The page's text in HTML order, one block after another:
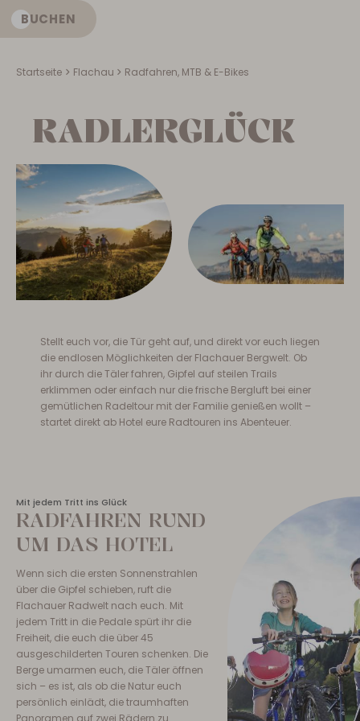
DEBUCHEN
Startseite Flachau Radfahren, MTB & E-Bikes
RADLERGLÜCK
Stellt euch vor, die Tür geht auf, und direkt vor euch liegen
die endlosen Möglichkeiten der Flachauer Bergwelt. Ob
ihr durch die Täler fahren, Gipfel auf steilen Trails
erklimmen oder einfach nur die frische Bergluft bei einer
gemütlichen Radeltour mit der Familie genießen wollt –
startet direkt ab Hotel eure Radtouren ins Abenteuer.
Mit jedem Tritt ins Glück
RADFAHREN RUND
UM DAS HOTEL
Wenn sich die ersten Sonnenstrahlen
über die Gipfel schieben, ruft die
Flachauer Radwelt nach euch. Mit
jedem Tritt in die Pedale spürt ihr die
Freiheit, die euch die über 45
ausgeschilderten Touren schenken. Die
Berge umarmen euch, die Täler öffnen
sich – es ist, als ob die Natur euch
persönlich einlädt, die traumhaften
Panoramen auf zwei Rädern zu